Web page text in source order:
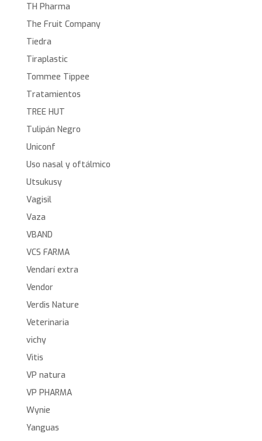
TH Pharma
The Fruit Company
Tiedra
Tiraplastic
Tommee Tippee
Tratamientos
TREE HUT
Tulipán Negro
Uniconf
Uso nasal y oftálmico
Utsukusy
Vagisil
Vaza
VBAND
VCS FARMA
Vendarí extra
Vendor
Verdis Nature
Veterinaria
vichy
Vitis
VP natura
VP PHARMA
Wynie
Yanguas